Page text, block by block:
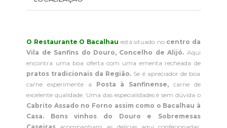
O Restaurante O Bacalhau está situado no centro da
Vila de Sanfins do Douro, Concelho de Alijó. Aqui
encontra uma boa oferta com uma ementa recheada de
pratos tradicionais da Região. Se é apreciador de boa
carne experimente a Posta à Sanfinense, carne de
excelente qualidade. Uma das especialidades é sem dúvida o
Cabrito Assado no Forno assim como o Bacalhau à
Casa.
Bons vinhos do Douro e Sobremesas